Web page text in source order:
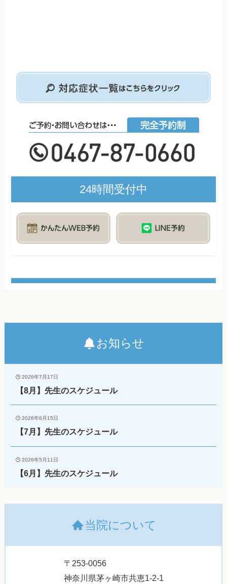
24時間受付中
お知らせ
2026年7月17日
【8月】先生のスケジュール
2026年6月15日
【7月】先生のスケジュール
2026年5月11日
【6月】先生のスケジュール
当院について
〒253-0056
神奈川県茅ヶ崎市共恵1-2-1